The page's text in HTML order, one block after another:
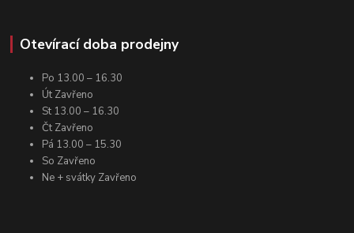
Otevírací doba prodejny
Po 13.00 – 16.30
Út Zavřeno
St 13.00 – 16.30
Čt Zavřeno
Pá 13.00 – 15.30
So Zavřeno
Ne + svátky Zavřeno